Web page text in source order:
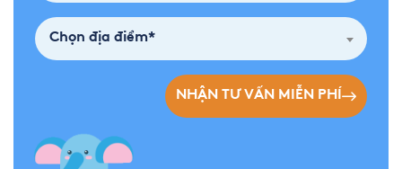
Chọn địa điểm*
NHẬN TƯ VẤN MIỄN PHÍ